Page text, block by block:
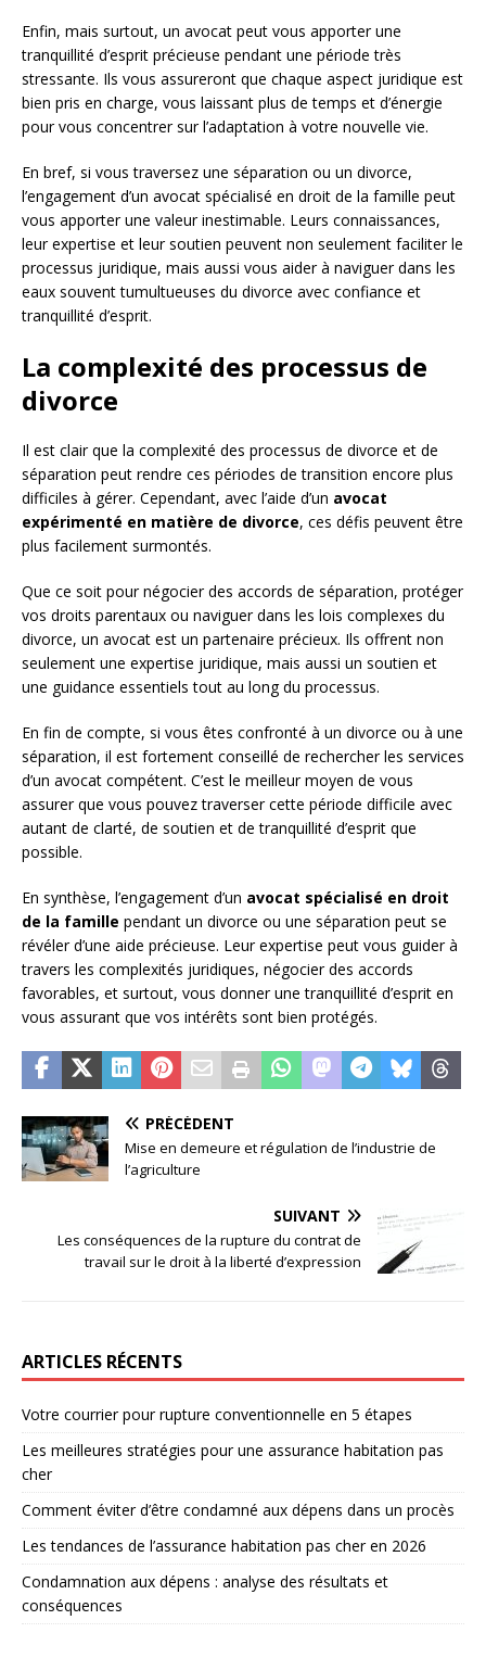
Enfin, mais surtout, un avocat peut vous apporter une
tranquillité d’esprit précieuse pendant une période très
stressante. Ils vous assureront que chaque aspect juridique est
bien pris en charge, vous laissant plus de temps et d’énergie
pour vous concentrer sur l’adaptation à votre nouvelle vie.
En bref, si vous traversez une séparation ou un divorce,
l’engagement d’un avocat spécialisé en droit de la famille peut
vous apporter une valeur inestimable. Leurs connaissances,
leur expertise et leur soutien peuvent non seulement faciliter le
processus juridique, mais aussi vous aider à naviguer dans les
eaux souvent tumultueuses du divorce avec confiance et
tranquillité d’esprit.
La complexité des processus de
divorce
Il est clair que la complexité des processus de divorce et de
séparation peut rendre ces périodes de transition encore plus
difficiles à gérer. Cependant, avec l’aide d’un avocat
expérimenté en matière de divorce, ces défis peuvent être
plus facilement surmontés.
Que ce soit pour négocier des accords de séparation, protéger
vos droits parentaux ou naviguer dans les lois complexes du
divorce, un avocat est un partenaire précieux. Ils offrent non
seulement une expertise juridique, mais aussi un soutien et
une guidance essentiels tout au long du processus.
En fin de compte, si vous êtes confronté à un divorce ou à une
séparation, il est fortement conseillé de rechercher les services
d’un avocat compétent. C’est le meilleur moyen de vous
assurer que vous pouvez traverser cette période difficile avec
autant de clarté, de soutien et de tranquillité d’esprit que
possible.
En synthèse, l’engagement d’un avocat spécialisé en droit
de la famille pendant un divorce ou une séparation peut se
révéler d’une aide précieuse. Leur expertise peut vous guider à
travers les complexités juridiques, négocier des accords
favorables, et surtout, vous donner une tranquillité d’esprit en
vous assurant que vos intérêts sont bien protégés.
PRÉCÉDENT
Mise en demeure et régulation de l’industrie de
l’agriculture
SUIVANT
Les conséquences de la rupture du contrat de
travail sur le droit à la liberté d’expression
ARTICLES RÉCENTS
Votre courrier pour rupture conventionnelle en 5 étapes
Les meilleures stratégies pour une assurance habitation pas
cher
Comment éviter d’être condamné aux dépens dans un procès
Les tendances de l’assurance habitation pas cher en 2026
Condamnation aux dépens : analyse des résultats et
conséquences